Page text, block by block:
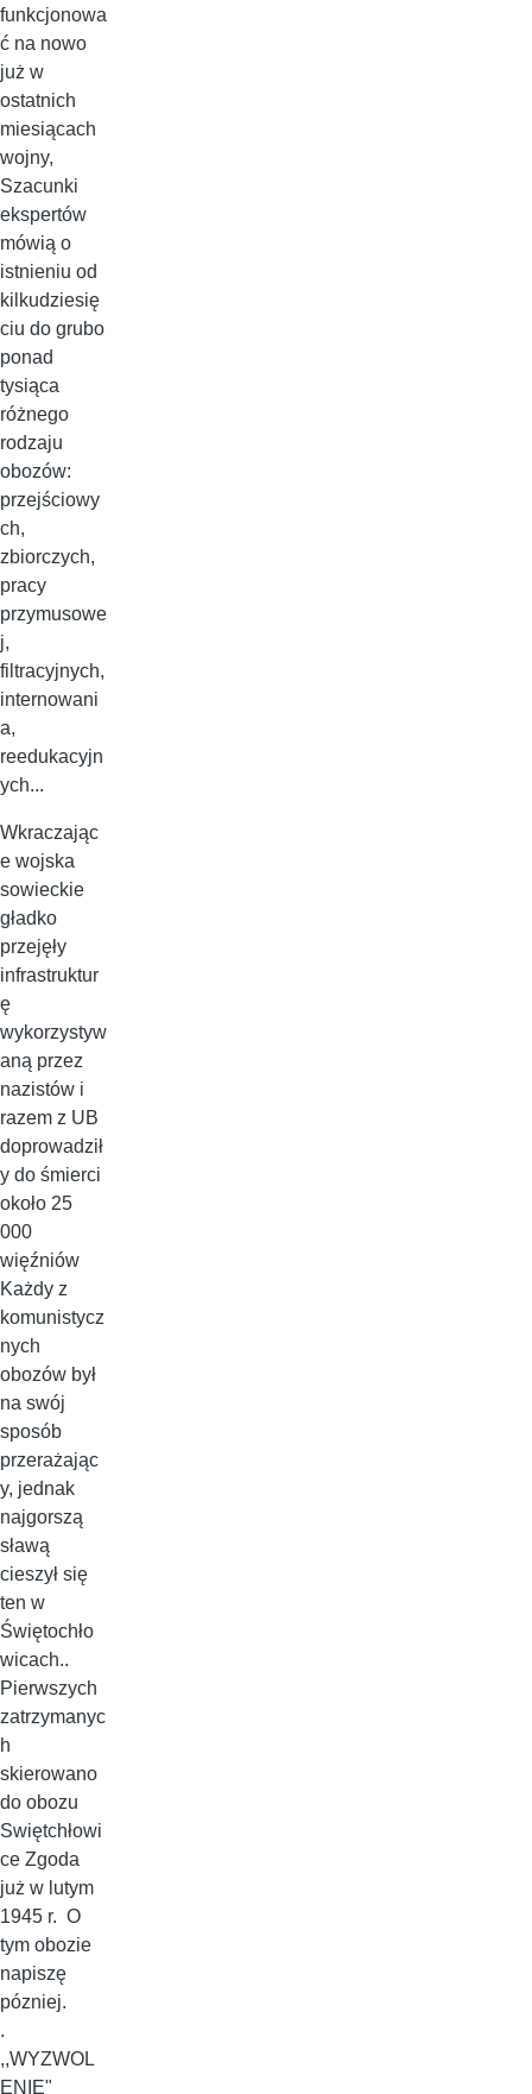
funkcjonowa
ć na nowo
już w
ostatnich
miesiącach
wojny,
Szacunki
ekspertów
mówią o
istnieniu od
kilkudziesię
ciu do grubo
ponad
tysiąca
różnego
rodzaju
obozów:
przejściowy
ch,
zbiorczych,
pracy
przymusowe
j,
filtracyjnych,
internowani
a,
reedukacyjn
ych...
Wkraczając
e wojska
sowieckie
gładko
przejęły
infrastruktur
ę
wykorzystyw
aną przez
nazistów i
razem z UB
doprowadził
y do śmierci
około 25
000
więźniów
Każdy z
komunistycz
nych
obozów był
na swój
sposób
przerażając
y, jednak
najgorszą
sławą
cieszył się
ten w
Świętochło
wicach..
Pierwszych
zatrzymanyc
h
skierowano
do obozu
Swiętchłowi
ce Zgoda
już w lutym
1945 r. O
tym obozie
napiszę
pózniej.
.
,,WYZWOL
ENIE"